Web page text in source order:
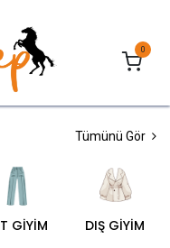
0
Tümünü Gör
GİYİM DIŞ GİYİM